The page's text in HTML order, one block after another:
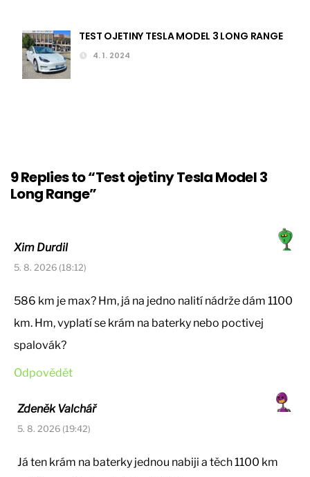
TEST OJETINY TESLA MODEL 3 LONG RANGE
4. 1. 2024
9 Replies to “Test ojetiny Tesla Model 3
Long Range”
Xim Durdil
5. 8. 2026 (18:12)
586 km je max? Hm, já na jedno nalití nádrže dám 1100
km. Hm, vyplatí se krám na baterky nebo poctivej
spalovák?
Odpovědět
Zdeněk Valchář
5. 8. 2026 (19:42)
Já ten krám na baterky jednou nabiji a těch 1100 km